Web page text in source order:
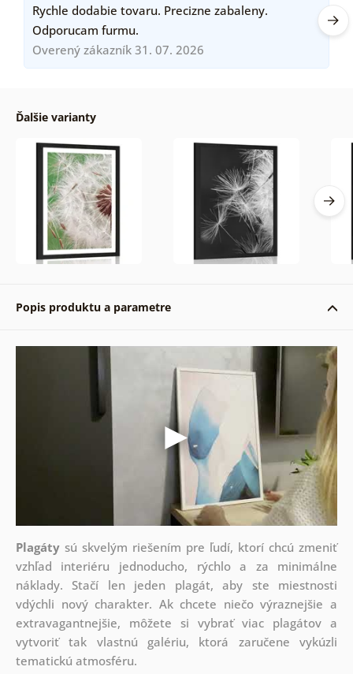
Rychle dodabie tovaru. Precizne zabaleny.
Odporucam furmu.
Overený zákazník 31. 07. 2026
Ďalšie varianty
Popis produktu a parametre
Plagátysú skvelým riešením pre ľudí, ktorí chcú zmeniť
vzhľad interiéru jednoducho, rýchlo a za minimálne
náklady. Stačí len jeden plagát, aby ste miestnosti
vdýchli nový charakter. Ak chcete niečo výraznejšie a
extravagantnejšie, môžete si vybrať viac plagátov a
vytvoriť tak vlastnú galériu, ktorá zaručene vykúzli
tematickú atmosféru.